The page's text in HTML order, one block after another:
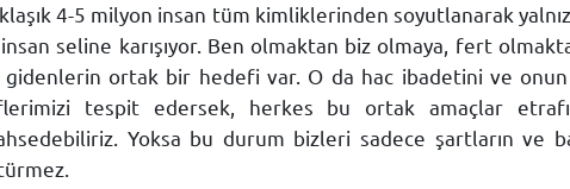
4-5 milyon insan tüm kimliklerinden soyutlanarak
seline karışıyor. Ben olmaktan biz olmaya, fert
gidenlerin ortak bir hedefi var. O da hac ibadetini ve
tespit edersek, herkes bu ortak amaçlar
Yoksa bu durum bizleri sadece şartların ve